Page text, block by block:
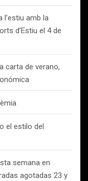
l’estiu amb la
d’Estiu el 4 de
carta de verano,
el estilo del
semana en
agotadas 23 y